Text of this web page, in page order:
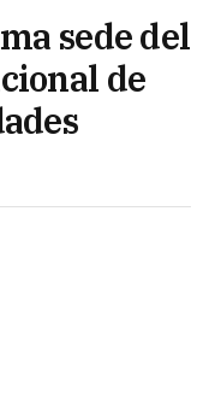
sede del
de